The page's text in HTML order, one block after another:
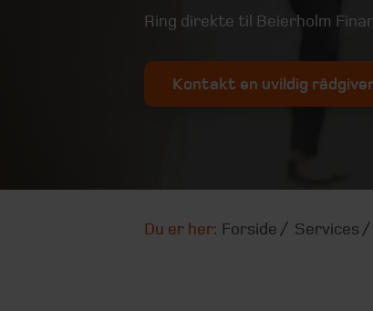
Ring direkte til Beierholm
Kontakt en uvildig
Du er her: Forside Services